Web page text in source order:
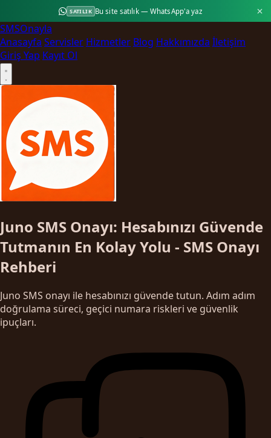
SATILIK Bu site satılık — WhatsApp'a yaz
SMSOnayla
Anasayfa Servisler Hizmetler Blog Hakkımızda İletişim
Giriş Yap Kayıt Ol
Juno SMS Onayı: Hesabınızı Güvende
Tutmanın En Kolay Yolu - SMS Onayı
Rehberi
Juno SMS onayı ile hesabınızı güvende tutun. Adım adım
doğrulama süreci, geçici numara riskleri ve güvenlik
ipuçları.